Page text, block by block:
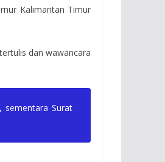
Kalimantan Timur
dan wawancara
sementara Surat